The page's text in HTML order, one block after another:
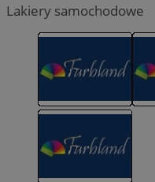
Lakiery samochodowe